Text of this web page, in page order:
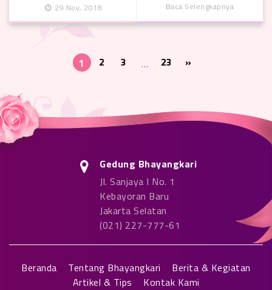
29 Nov, 2018 Baca Selengkapnya
1 2 3 … 23 »
Gedung Bhayangkari
Jl. Sanjaya I No. 1
Kebayoran Baru
Jakarta Selatan
(021) 227-777-61
Beranda Tentang Bhayangkari
Berita & Kegiatan
Artikel & Tips
Kontak Kami